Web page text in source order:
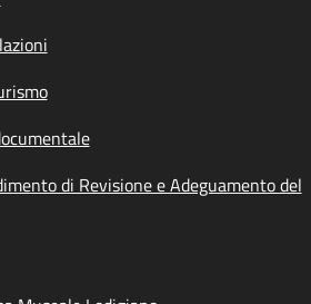
di Revisione e Adeguamento del